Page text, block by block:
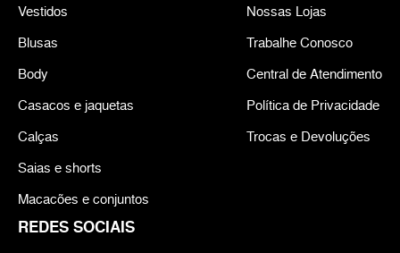
REDES SOCIAIS
Vestidos
Blusas
Body
Casacos e jaquetas
Calças
Saias e shorts
Macacões e conjuntos
Nossas Lojas
Trabalhe Conosco
Central de Atendimento
Política de Privacidade
Trocas e Devoluções